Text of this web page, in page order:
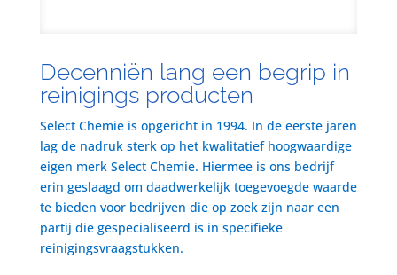
Decenniën lang een begrip in
reinigings producten
Select Chemie is opgericht in 1994. In de eerste jaren
lag de nadruk sterk op het kwalitatief hoogwaardige
eigen merk Select Chemie. Hiermee is ons bedrijf
erin geslaagd om daadwerkelijk toegevoegde waarde
te bieden voor bedrijven die op zoek zijn naar een
partij die gespecialiseerd is in specifieke
reinigingsvraagstukken.